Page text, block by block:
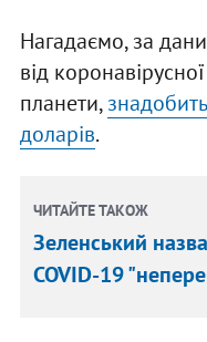
Нагадаємо, за
від
планети,
доларів.
ЧИТАЙТЕ ТАКОЖ
Зеленський
COVID-19